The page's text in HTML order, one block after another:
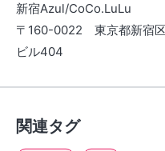
新宿Azul/CoCo.LuLu
〒160-0022 東京都新宿
ビル404
関連タグ